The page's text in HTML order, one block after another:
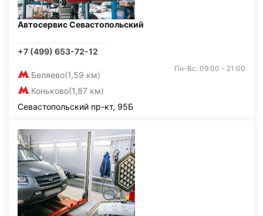
Автосервис Севастопольский
+7 (499) 653-72-12
Беляево(1,59 км)
Коньково(1,87 км)
Пн-Вс: 09:00 - 21:00
Севастопольский пр-кт, 95Б